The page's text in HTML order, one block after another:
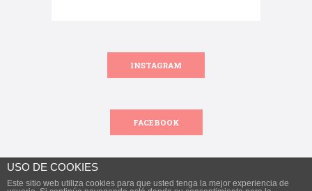
INSTAGRAM
FACEBOOK
USO DE COOKIES
Este sitio web utiliza cookies para que usted tenga la mejor experiencia de